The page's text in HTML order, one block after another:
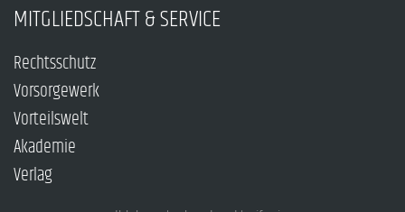
MITGLIEDSCHAFT & SERVICE
Rechtsschutz
Vorsorgewerk
Vorteilswelt
Akademie
Verlag